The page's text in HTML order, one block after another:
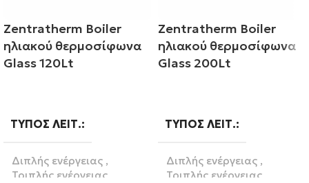
Zentratherm Boiler
ηλιακού θερμοσίφωνα
Glass 120Lt
ΤΎΠΟΣ ΛΕΙΤ.
Διπλής ενέργειας ,
Τριπλής ενέργειας
Zentratherm Boiler
ηλιακού θερμοσίφωνα
Glass 200Lt
ΤΎΠΟΣ ΛΕΙΤ.
Διπλής ενέργειας ,
Τριπλής ενέργειας